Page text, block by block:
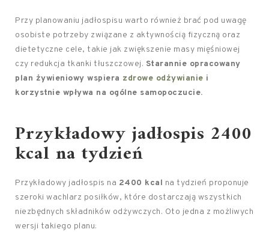
Przy planowaniu jadłospisu warto również brać pod uwagę
osobiste potrzeby związane z aktywnością fizyczną oraz
dietetyczne cele, takie jak zwiększenie masy mięśniowej
czy redukcja tkanki tłuszczowej. Starannie opracowany
plan żywieniowy wspiera zdrowe odżywianie i
korzystnie wpływa na ogólne samopoczucie.
Przykładowy jadłospis 2400
kcal na tydzień
Przykładowy jadłospis na 2400 kcal na tydzień proponuje
szeroki wachlarz posiłków, które dostarczają wszystkich
niezbędnych składników odżywczych. Oto jedna z możliwych
wersji takiego planu: